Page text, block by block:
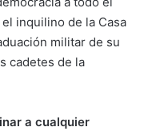
inquilino de la Casa
militar de su
cadetes de la
a cualquier